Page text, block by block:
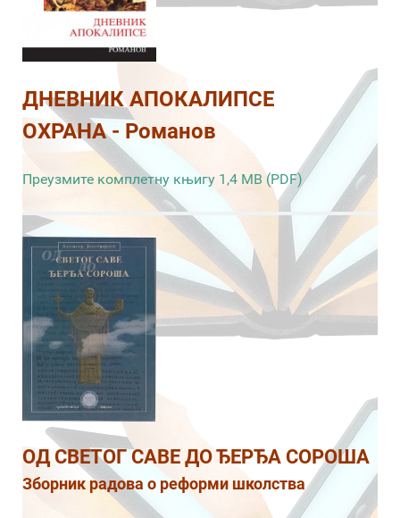
ДНЕВНИК АПОКАЛИПСЕ
ОХРАНА - Романов
Преузмите комплетну књигу 1,4 MB (PDF)
ОД СВЕТОГ САВЕ ДО ЂЕРЂА СОРОША
Зборник радова о реформи школства